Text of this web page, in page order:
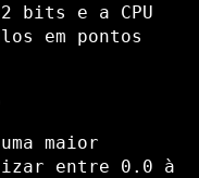
bits e a CPU
em pontos
maior
entre 0.0 à